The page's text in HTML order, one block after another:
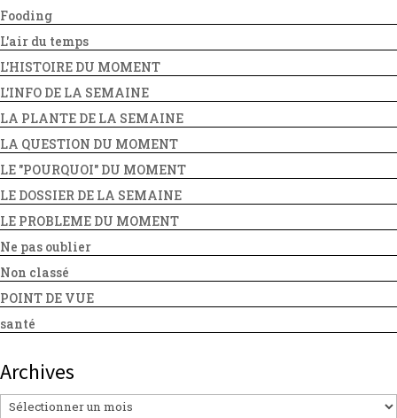
Fooding
L'air du temps
L'HISTOIRE DU MOMENT
L'INFO DE LA SEMAINE
LA PLANTE DE LA SEMAINE
LA QUESTION DU MOMENT
LE "POURQUOI" DU MOMENT
LE DOSSIER DE LA SEMAINE
LE PROBLEME DU MOMENT
Ne pas oublier
Non classé
POINT DE VUE
santé
Archives
Archives